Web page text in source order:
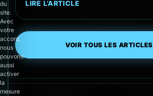
LIRE L’ARTICLE
VOIR TOUS LES ARTICLES
du
site.
Avec
votre
accord,
nous
pouvons
aussi
activer
la
mesure